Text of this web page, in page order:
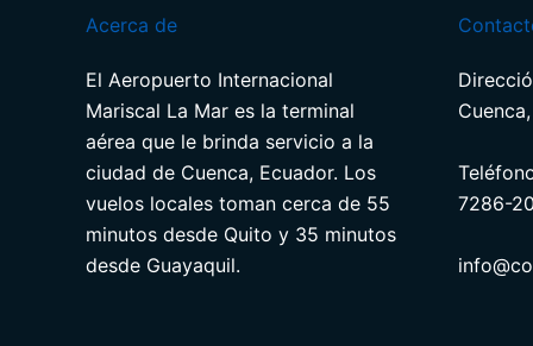
Acerca de
El Aeropuerto Internacional
Mariscal La Mar es la terminal
aérea que le brinda servicio a la
ciudad de Cuenca, Ecuador. Los
vuelos locales toman cerca de 55
minutos desde Quito y 35 minutos
desde Guayaquil.
7286-